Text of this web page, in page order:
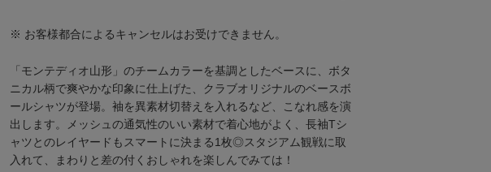
※ お客様都合によるキャンセルはお受けできません。
「モンテディオ山形」のチームカラーを基調としたベースに、ボタ
ニカル柄で爽やかな印象に仕上げた、クラブオリジナルのベースボ
ールシャツが登場。袖を異素材切替えを入れるなど、こなれ感を演
出します。メッシュの通気性のいい素材で着心地がよく、長袖Tシ
ャツとのレイヤードもスマートに決まる1枚◎スタジアム観戦に取
入れて、まわりと差の付くおしゃれを楽しんでみては！